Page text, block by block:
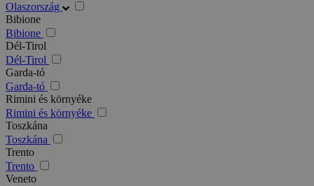
Olaszország
Bibione
Bibione
Dél-Tirol
Dél-Tirol
Garda-tó
Garda-tó
Rimini és környéke
Rimini és környéke
Toszkána
Toszkána
Trento
Trento
Veneto